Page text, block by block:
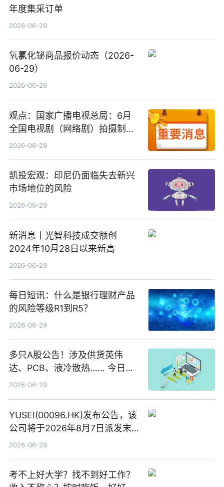
年度集采订单
2026-06-29
氧氯化铋商品报价动态（2026-
06-29）
2026-06-29
观点：国家广播电视总局：6月
全国电视剧（网络剧）拍摄制作
备案公示剧目197部
2026-06-29
凯投宏观：印尼仍面临失去新兴
市场地位的风险
2026-06-29
新消息丨光智科技成交额创
2024年10月28日以来新高
2026-06-29
每日短讯：什么是银行理财产品
的风险等级R1到R5？
2026-06-29
多只A股公告！涉及供货英伟
达、PCB、液冷散热…… 今日快
讯
2026-06-29
YUSEI(00096.HK)发布公告，该
公司将于2026年8月7日派发末
期股息每股人民币0.013元 每日
2026-06-29
考不上好大学？找不到好工作？